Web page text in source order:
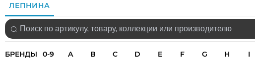
ЛЕПНИНА
БРЕНДЫ 0-9 A B C D E F G H I